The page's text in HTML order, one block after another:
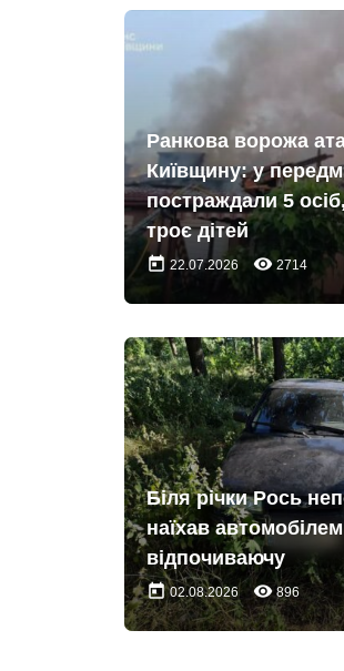
Ранкова ворожа
Київщину: у
постраждали 5
троє дітей
today 22.07.2026 remove_red_eye2714
Біля річки Рось
наїхав
відпочиваючу
today02.08.2026 remove_red_eye896